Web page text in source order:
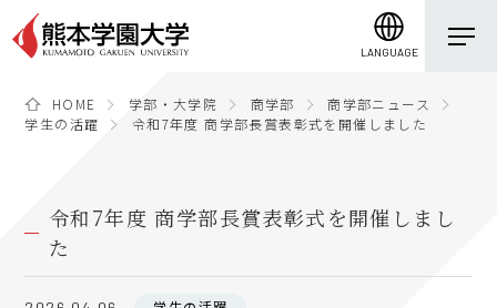
LANGUAGE
HOME 学部・大学院 商学部
商学部ニュース
学生の活躍
令和7年度 商学部長賞表彰式を開催しました
令和7年度 商学部長賞表彰式を開催しまし
た